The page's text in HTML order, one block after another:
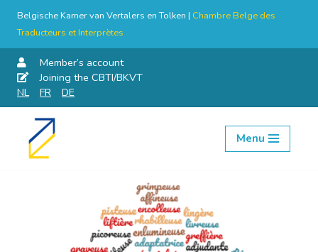
Belgische Kamer van Vertalers en Tolken | Chambre Belge des
Traducteurs et Interprètes
Member’s account
Joining the CBTI/BKVT
NL
FR DE
Skip
Menu